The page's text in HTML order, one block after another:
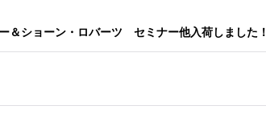
＆ショーン・ロバーツ セミナー他入荷しました！